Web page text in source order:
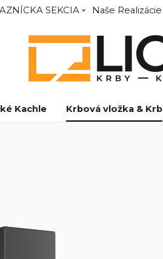
SEKCIA Naše Realizácie
Kachle Krbová vložka & Krb